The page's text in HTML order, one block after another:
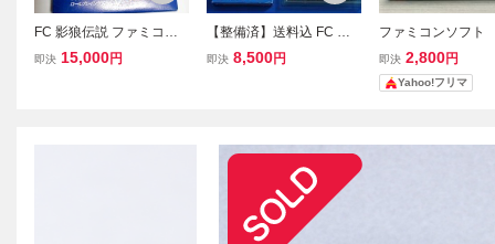
FC 影狼伝説 ファミコン
ソフト ピクセル 当時物
即決 15,000円
【整備済】送料込 FC 影
狼伝説 箱説明書つき セー
即決 8,500円
ファミコンソフ
伝説 箱説、応募
（レトロゲーム
カセ）
即決 2,800円
Yahoo!フリマ